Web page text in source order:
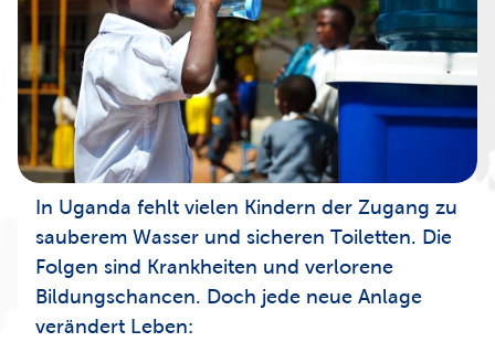
In Uganda fehlt vielen Kindern der Zugang zu
sauberem Wasser und sicheren Toiletten. Die
Folgen sind Krankheiten und verlorene
Bildungschancen. Doch jede neue Anlage
verändert Leben: